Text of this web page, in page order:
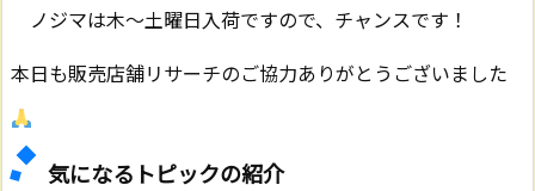
ノジマは木～土曜日入荷ですので、チャンスです！
本日も販売店舗リサーチのご協力ありがとうございました
気になるトピックの紹介